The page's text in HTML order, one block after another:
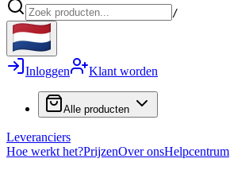
/
Inloggen Klant worden
Alle producten
Leveranciers
Hoe werkt het?PrijzenOver onsHelpcentrum